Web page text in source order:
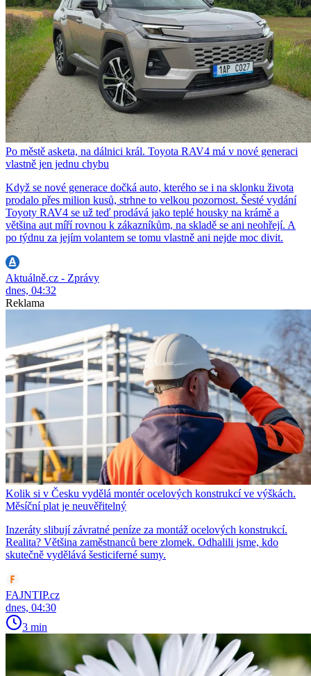
Po městě asketa, na dálnici král. Toyota RAV4 má v nové generaci
vlastně jen jednu chybu
Když se nové generace dočká auto, kterého se i na sklonku života
prodalo přes milion kusů, strhne to velkou pozornost. Šesté vydání
Toyoty RAV4 se už teď prodává jako teplé housky na krámě a
většina aut míří rovnou k zákazníkům, na skladě se ani neohřejí. A
po týdnu za jejím volantem se tomu vlastně ani nejde moc divit.
Aktuálně.cz - Zprávy
dnes, 04:32
Reklama
Kolik si v Česku vydělá montér ocelových konstrukcí ve výškách.
Měsíční plat je neuvěřitelný
Inzeráty slibují závratné peníze za montáž ocelových konstrukcí.
Realita? Většina zaměstnanců bere zlomek. Odhalili jsme, kdo
skutečně vydělává šesticiferné sumy.
FAJNTIP.cz
dnes, 04:30
3 min